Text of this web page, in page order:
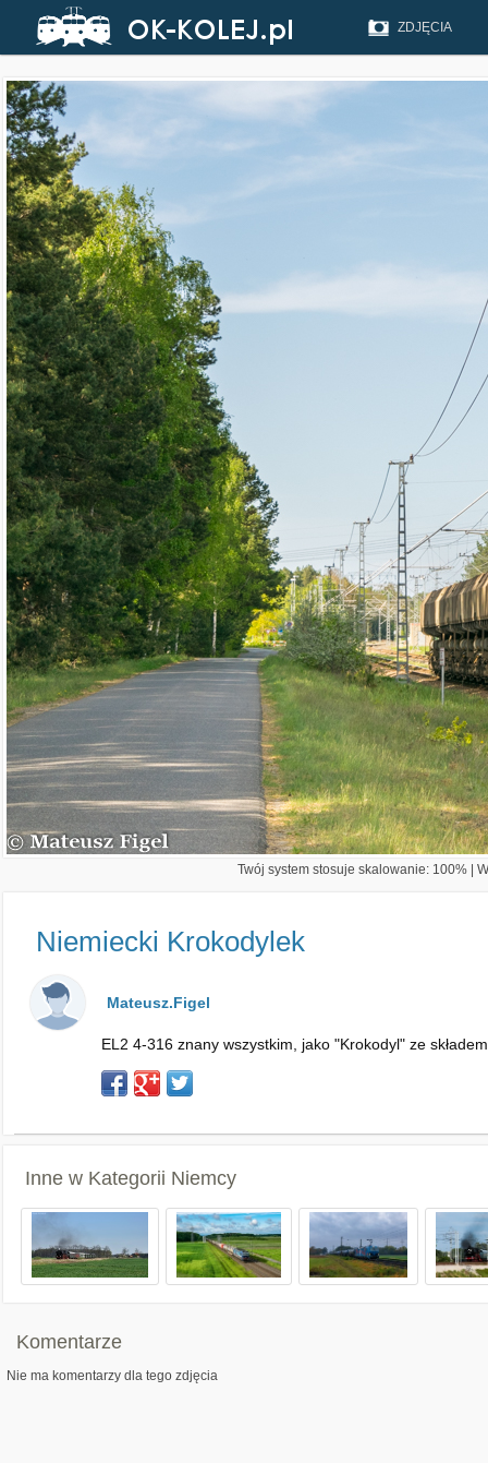
ZDJĘCIA
Twój system stosuje skalowanie: 100% |
Niemiecki Krokodylek
Mateusz.Figel
EL2 4-316 znany wszystkim, jako "Krokodyl" ze
Inne w Kategorii Niemcy
Komentarze
Nie ma komentarzy dla tego zdjęcia